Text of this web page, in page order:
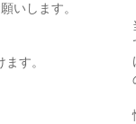
いします。
す。